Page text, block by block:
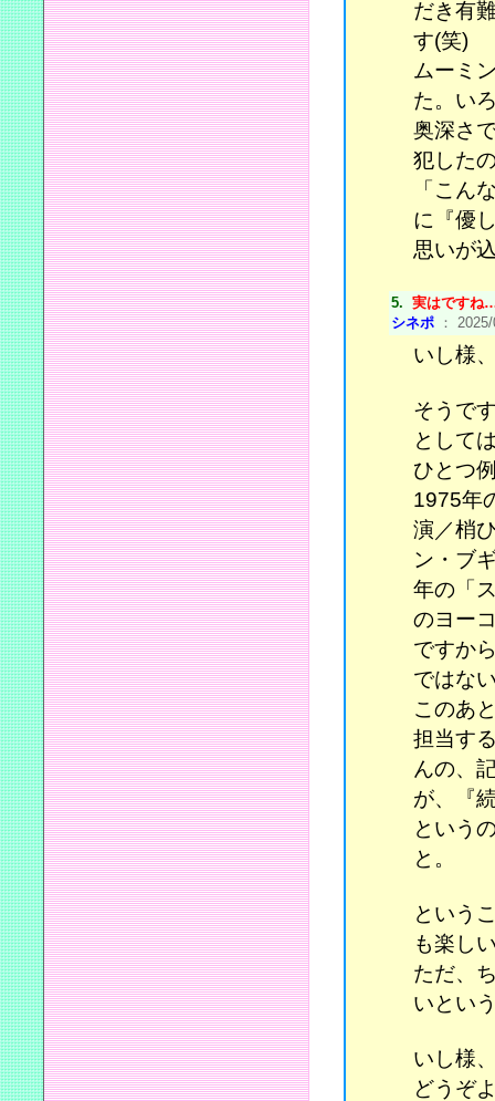
だき有
す(笑)
ムーミ
た。い
奥深さ
犯した
「こん
に『優
思いが
5. 実はですね
シネポ ：
いし様
そうで
として
ひとつ
1975年
演／梢
ン・ブ
年の「
のヨー
ですか
ではな
このあ
担当す
んの、
が、『
という
と。
という
も楽し
ただ、
いとい
いし様
どうぞ